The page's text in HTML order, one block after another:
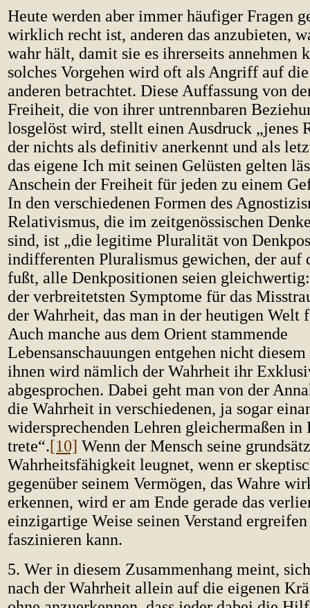
Heute werden aber immer häufiger Fragen
wirklich recht ist, anderen das anzubieten,
wahr hält, damit sie es ihrerseits annehmen
solches Vorgehen wird oft als Angriff auf
anderen betrachtet. Diese Auffassung von
Freiheit, die von ihrer untrennbaren
losgelöst wird, stellt einen Ausdruck „jenes
der nichts als definitiv anerkennt und als
das eigene Ich mit seinen Gelüsten gelten
Anschein der Freiheit für jeden zu einem
In den verschiedenen Formen des
Relativismus, die im zeitgenössischen
sind, ist „die legitime Pluralität von
indifferenten Pluralismus gewichen, der auf
fußt, alle Denkpositionen seien
der verbreitetsten Symptome für das
der Wahrheit, das man in der heutigen Welt
Auch manche aus dem Orient stammende
Lebensanschauungen entgehen nicht
ihnen wird nämlich der Wahrheit ihr
abgesprochen. Dabei geht man von der
die Wahrheit in verschiedenen, ja sogar
widersprechenden Lehren gleichermaßen in
trete“.[10] Wenn der Mensch seine
Wahrheitsfähigkeit leugnet, wenn er
gegenüber seinem Vermögen, das Wahre
erkennen, wird er am Ende gerade das
einzigartige Weise seinen Verstand
faszinieren kann.
5. Wer in diesem Zusammenhang meint,
nach der Wahrheit allein auf die eigenen